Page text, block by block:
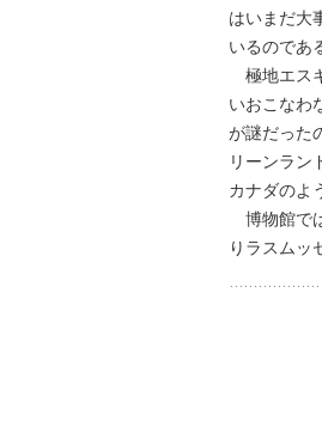
はいまだ大
いるのであ
極地エス
いおこなわ
が謎だった
リーンラン
カナダのよ
博物館で
りラスムッ